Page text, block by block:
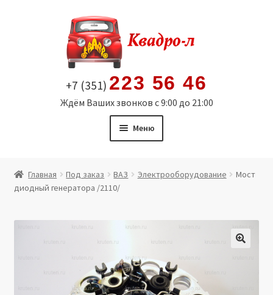
содержимому
+7 (351) 223 56 46
Ждём Ваших звонков с 9:00 до 21:00
Меню
Витрина
Мой аккаунт
Политика в отношении обработки персональных
Главная Под заказ ВАЗ Электрооборудование
Мост
диодный генератора /2110/